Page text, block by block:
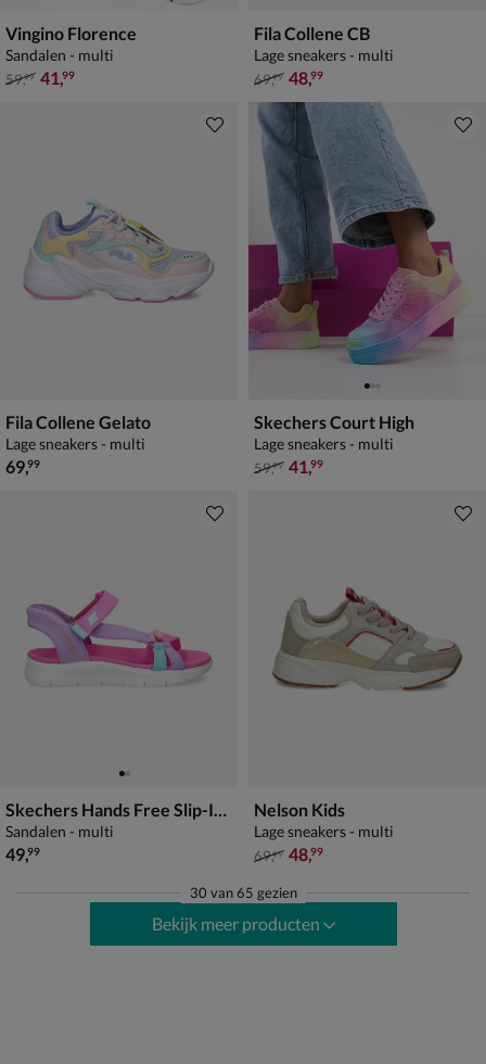
Vingino Florence
Sandalen - multi
van € 59,99 voor € 41,99
59,99 41,99
Fila Collene CB
Lage sneakers - multi
van € 69,99 voor € 48,99
69,99 48,99
Fila Collene Gelato
Lage sneakers - multi
€ 69,99
69,99
Skechers Court High
Lage sneakers - multi
van € 59,99 voor € 41,99
59,99 41,99
Skechers Hands Free Slip-Ins Go Walk Flex
Sandalen - multi
€ 49,99
49,99
Nelson Kids
Lage sneakers - multi
van € 69,99 voor € 48,99
69,99 48,99
30 van65 gezien
Bekijk meer producten